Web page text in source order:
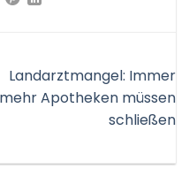
Landarztmangel: Immer
mehr Apotheken müssen
schließen